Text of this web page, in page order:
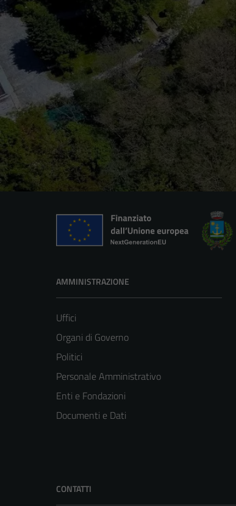
AMMINISTRAZIONE
Uffici
Organi di Governo
Politici
Personale Amministrativo
Enti e Fondazioni
Documenti e Dati
CONTATTI